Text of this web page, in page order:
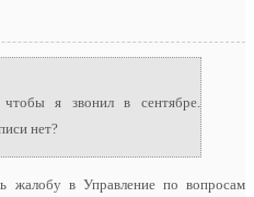
я звонил в сентябре.
нет?
жалобу в Управление по вопросам